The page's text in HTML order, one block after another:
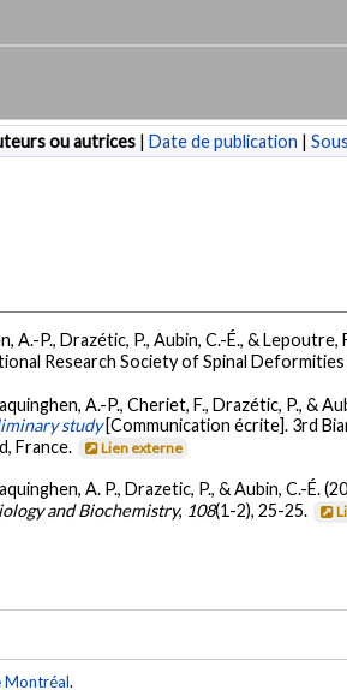
ou autrices | Date de publication |
P., Drazétic, P., Aubin, C.-É., & Lepoutre,
Research Society of Spinal Deformities
A.-P., Cheriet, F., Drazétic, P., &
study [Communication écrite]. 3rd
France.
Lien externe
A. P., Drazetic, P., & Aubin, C.-É.
and Biochemistry, 108(1-2), 25-25.
Montréal.